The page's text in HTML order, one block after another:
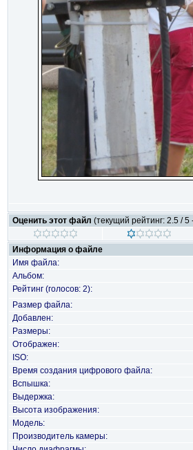
Оценить этот файл (текущий рейтинг: 2.5 / 5
Информация о файле
Имя файла:
Альбом:
Рейтинг (голосов: 2):
Размер файла:
Добавлен:
Размеры:
Отображен:
ISO:
Время создания цифрового файла:
Вспышка:
Выдержка:
Высота изображения:
Модель:
Производитель камеры: